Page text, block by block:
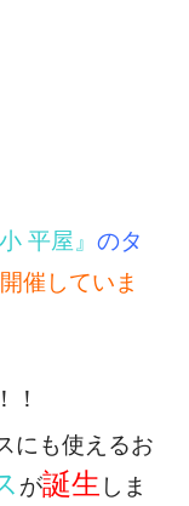
平屋』 のタ
催していま
！
にも使えるお
が誕生 しま